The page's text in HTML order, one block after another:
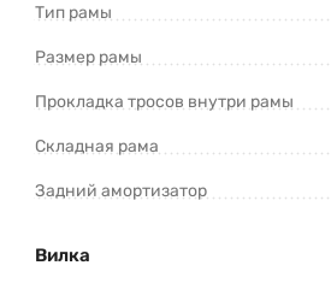
Тип рамы
Размер рамы
Прокладка тросов внутри рамы
Складная рама
Задний амортизатор
Вилка